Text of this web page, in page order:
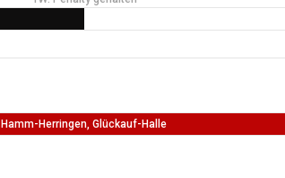
Hamm-Herringen, Glückauf-Halle